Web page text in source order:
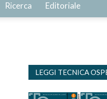
Ricerca Editoriale
LEGGI TECNICA